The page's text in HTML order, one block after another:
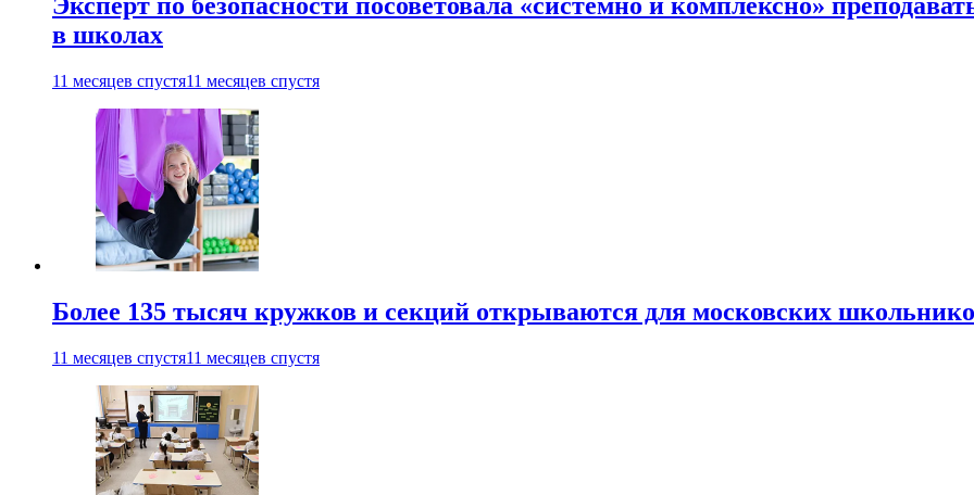
в школах
11 месяцев спустя11 месяцев спустя
Более 135 тысяч кружков и секций открываются для московских
11 месяцев спустя11 месяцев спустя